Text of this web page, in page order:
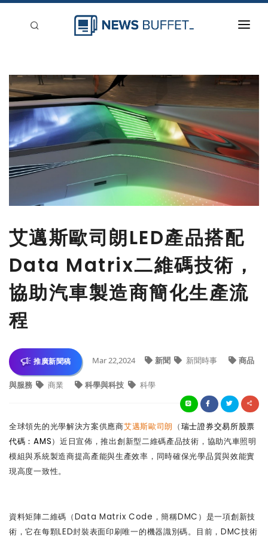
新聞稿分類
登入
刊登
艾邁斯歐司朗LED產品搭配
Data Matrix二維碼技術，
協助汽車製造商簡化生產流
程
推廣新聞稿 Mar 22,2024 新聞 新聞時事 商品
與服務 商業 科學與科技 科學
全球領先的光學解決方案供應商艾邁斯歐司朗 （瑞士證券交易所股票
代碼：AMS）近日宣佈，推出創新型二維碼產品技術，協助汽車照明
模組與系統製造商提高產能與生產效率，同時確保光學品質與效能實
現高度一致性。
資料矩陣二維碼（Data Matrix Code，簡稱DMC）是一項創新技
術，它在每顆LED封裝表面印刷唯一的機器識別碼。目前，DMC技術